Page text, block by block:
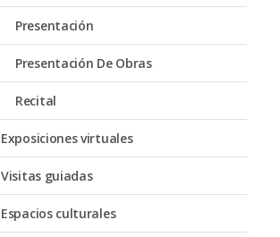
Presentación
Presentación De Obras
Recital
Exposiciones virtuales
Visitas guiadas
Espacios culturales